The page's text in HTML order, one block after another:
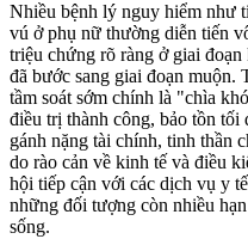
Nhiều bệnh lý nguy hiểm như
vú ở phụ nữ thường diễn tiến
triệu chứng rõ ràng ở giai
đã bước sang giai đoạn muộn.
tầm soát sớm chính là "chìa
điều trị thành công, bảo tồn tối
gánh nặng tài chính, tinh thần
do rào cản về kinh tế và điều
hội tiếp cận với các dịch vụ y
những đối tượng còn nhiều
sống.